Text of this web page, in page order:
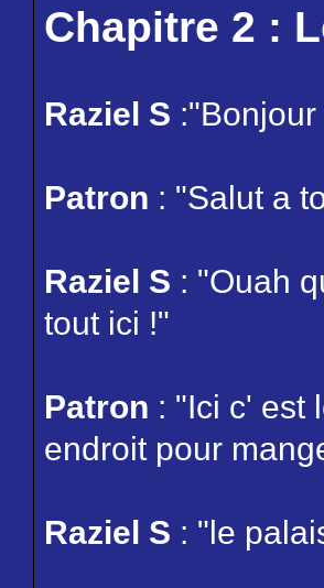
Chapitre 2 :
Raziel S
Patron : "Salut a
Raziel S : "Ouah
tout ici !"
Patron : "Ici c' est
endroit pour
Raziel S : "le